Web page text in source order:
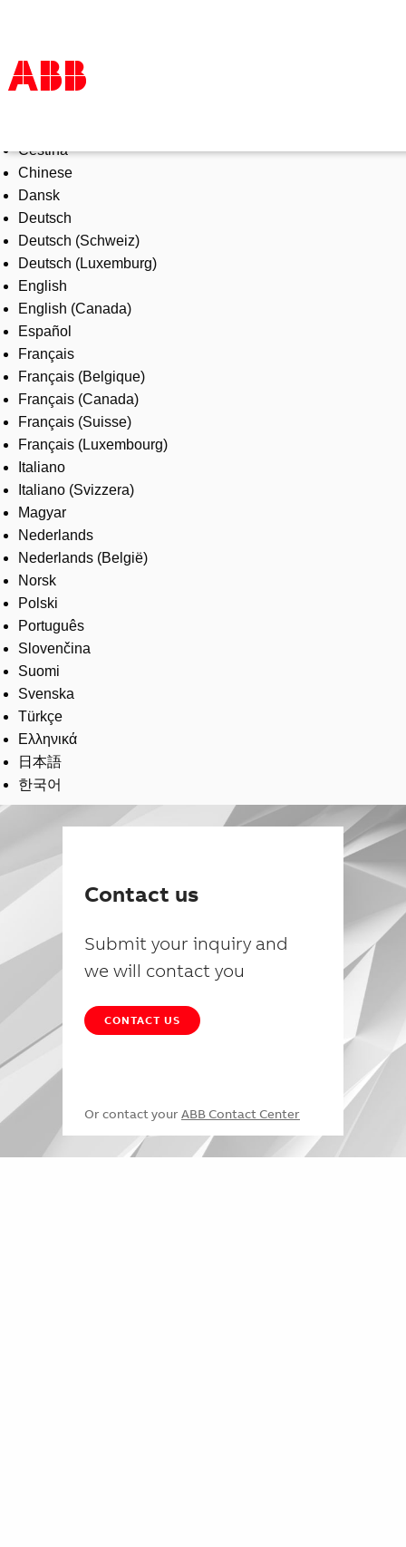
Products & Solutions
Industries
Services
About us
Where to buy
Contact us
Careers
Čeština
Chinese
Dansk
Deutsch
Deutsch (Schweiz)
Deutsch (Luxemburg)
English
English (Canada)
Español
Français
Français (Belgique)
Français (Canada)
Français (Suisse)
Français (Luxembourg)
Italiano
Italiano (Svizzera)
Magyar
Nederlands
Nederlands (België)
Norsk
Polski
Português
Slovenčina
Suomi
Svenska
Türkçe
Ελληνικά
日本語
한국어
Contact us
Submit your inquiry and
we will contact you
CONTACT US
Or contact your ABB Contact Center